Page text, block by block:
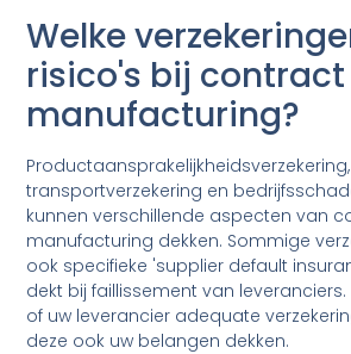
Welke
risico's bij contract
manufacturing?
Productaansprakelijkheidsverzekering,
transportverzekering en
kunnen verschillende aspecten van
manufacturing dekken. Sommige
ook specifieke 'supplier default
dekt bij faillissement van
of uw leverancier adequate
deze ook uw belangen dekken.